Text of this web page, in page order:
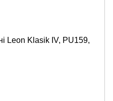
Leon Klasik IV, PU159,